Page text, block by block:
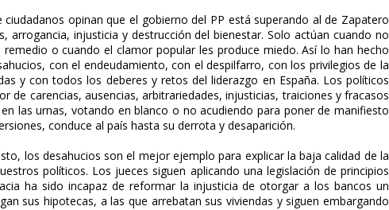
ciudadanos opinan que el gobierno del PP está superando al de Zapatero
arrogancia, injusticia y destrucción del bienestar. Solo actúan cuando no
remedio o cuando el clamor popular les produce miedo. Así lo han hecho
con el endeudamiento, con el despilfarro, con los privilegios de la
y con todos los deberes y retos del liderazgo en España. Los políticos
de carencias, ausencias, arbitrariedades, injusticias, traiciones y fracasos
las urnas, votando en blanco o no acudiendo para poner de manifiesto
conduce al país hasta su derrota y desaparición.
los desahucios son el mejor ejemplo para explicar la baja calidad de la
políticos. Los jueces siguen aplicando una legislación de principios
ha sido incapaz de reformar la injusticia de otorgar a los bancos un
sus hipotecas, a las que arrebatan sus viviendas y siguen embargando